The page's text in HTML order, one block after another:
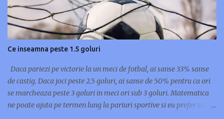
si Categorie 4) - acces Poarta H si Poarta G Peluza II Sud - intrare
Bd. Basarabia (Bilete Categorie 3 si Categorie 4) - acces Poarta B si
Poarta C Tribuna I Vest - intrare Str. Mr. Coravu (Bilete Categorie
1, Categorie 2 si VIP) - acces Poarta A, Poarta J, Poarta M, Poarta N,
Poarta O, Poarta L, Poarta K Tribuna II Est - intrare Str. Socului
(Bilete Categoria 1, Categorie 2) - acces Poarta D, Poar...
Ce inseamna peste 1.5 goluri
Daca pariezi pe victorie la un meci de fotbal, ai sanse 33% sanse
de castig. Daca joci peste 2.5 goluri, ai sanse de 50% pentru ca ori
se marcheaza peste 3 goluri in meci ori sub 3 goluri. Matematica
ne poate ajuta pe termen lung la pariuri sportive si eu prefer sa joc